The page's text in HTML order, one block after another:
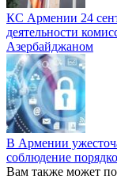
КС Армении 24
деятельности
Азербайджаном
В Армении
соблюдение
Вам также может